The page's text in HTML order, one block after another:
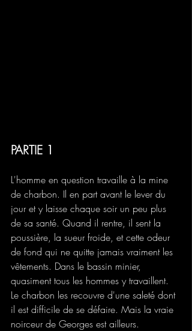
PARTIE 1
L'homme en question travaille à la mine
de charbon. Il en part avant le lever du
jour et y laisse chaque soir un peu plus
de sa santé. Quand il rentre, il sent la
poussière, la sueur froide, et cette odeur
de fond qui ne quitte jamais vraiment les
vêtements. Dans le bassin minier,
quasiment tous les hommes y travaillent.
Le charbon les recouvre d'une saleté dont
il est difficile de se défaire. Mais la vraie
noirceur de Georges est ailleurs.